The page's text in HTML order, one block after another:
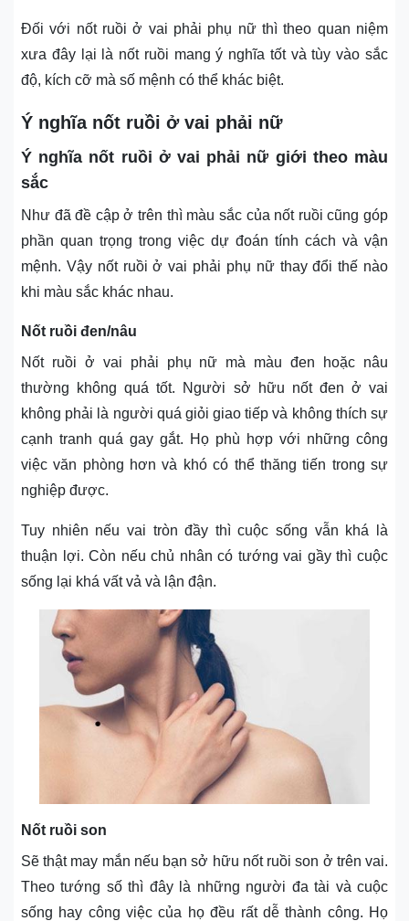
Đối với nốt ruồi ở vai phải phụ nữ thì theo quan niệm
xưa đây lại là nốt ruồi mang ý nghĩa tốt và tùy vào sắc
độ, kích cỡ mà số mệnh có thể khác biệt.
Ý nghĩa nốt ruồi ở vai phải nữ
Ý nghĩa nốt ruồi ở vai phải nữ giới theo màu
sắc
Như đã đề cập ở trên thì màu sắc của nốt ruồi cũng góp
phần quan trọng trong việc dự đoán tính cách và vận
mệnh. Vậy nốt ruồi ở vai phải phụ nữ thay đổi thế nào
khi màu sắc khác nhau.
Nốt ruồi đen/nâu
Nốt ruồi ở vai phải phụ nữ mà màu đen hoặc nâu
thường không quá tốt. Người sở hữu nốt đen ở vai
không phải là người quá giỏi giao tiếp và không thích sự
cạnh tranh quá gay gắt. Họ phù hợp với những công
việc văn phòng hơn và khó có thể thăng tiến trong sự
nghiệp được.
Tuy nhiên nếu vai tròn đầy thì cuộc sống vẫn khá là
thuận lợi. Còn nếu chủ nhân có tướng vai gầy thì cuộc
sống lại khá vất vả và lận đận.
Nốt ruồi son
Sẽ thật may mắn nếu bạn sở hữu nốt ruồi son ở trên vai.
Theo tướng số thì đây là những người đa tài và cuộc
sống hay công việc của họ đều rất dễ thành công. Họ